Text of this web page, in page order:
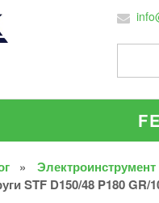
STF D150/48 P180 GR/